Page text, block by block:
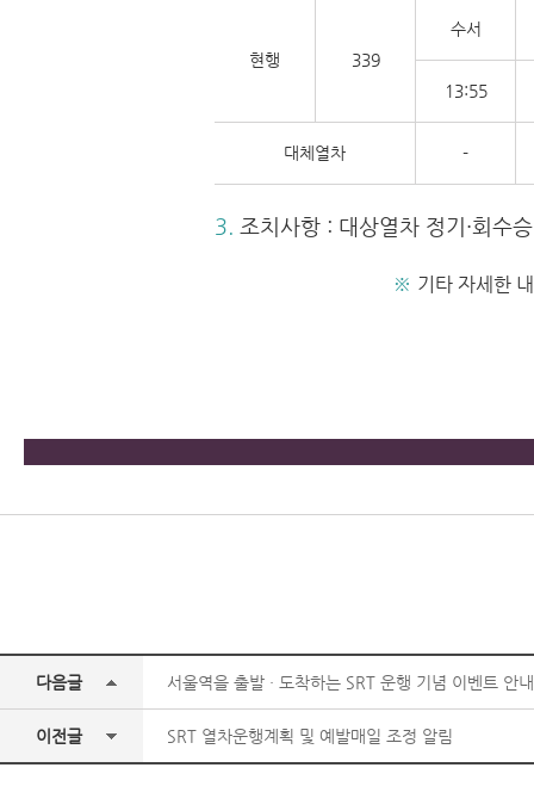
현행 339
수서
13:55
대체열차 -
3. 조치사항 : 대상열차 정기·회수
※ 기타 자세한
다음글 서울역을 출발 · 도착하는 SRT 운행 기념 이벤트 안내
이전글 SRT 열차운행계획 및 예발매일 조정 알림